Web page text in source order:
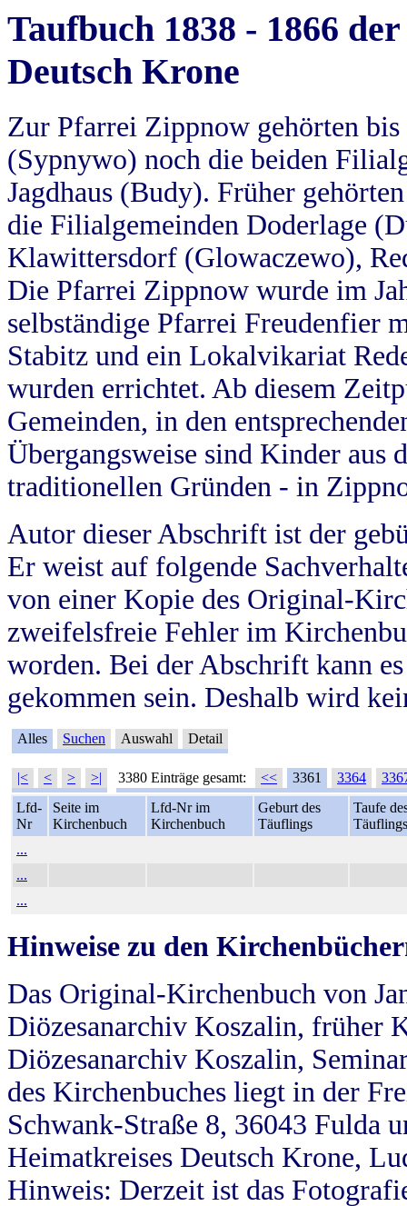
Taufbuch 1838 - 1866
Deutsch Krone
Zur Pfarrei Zippnow gehörten
(Sypnywo) noch die beiden
Jagdhaus (Budy). Früher
die Filialgemeinden Doderlage
Klawittersdorf (Glowaczewo),
Die Pfarrei Zippnow wurde im
selbständige Pfarrei Freudenfier
Stabitz und ein Lokalvikariat
wurden errichtet. Ab diesem
Gemeinden, in den
Übergangsweise sind Kinder aus
traditionellen Gründen - in
Autor dieser Abschrift ist der
Er weist auf folgende
von einer Kopie des Original-
zweifelsfreie Fehler im
worden. Bei der Abschrift kann
gekommen sein. Deshalb wird
Alles Suchen Auswahl Detail
|< < > >| 3380 Einträge gesamt: << 3361 3364
Lfd-
Nr
Seite im
Kirchenbuch
Lfd-Nr im
Kirchenbuch
Geburt des
Täuflings
Taufe
Täuflings
...
...
...
Hinweise zu den
Das Original-Kirchenbuch von
Diözesanarchiv Koszalin, früher
Diözesanarchiv Koszalin,
des Kirchenbuches liegt in der
Schwank-Straße 8, 36043 Fulda
Heimatkreises Deutsch Krone,
Hinweis: Derzeit ist das